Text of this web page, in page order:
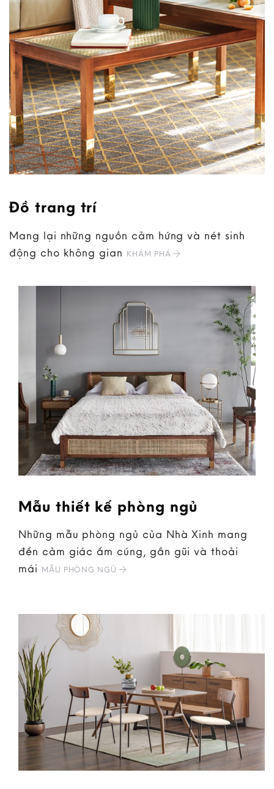
Đồ trang trí
Mang lại những nguồn cảm hứng và nét sinh
động cho không gian KHÁM PHÁ
Mẫu thiết kế phòng ngủ
Những mẫu phòng ngủ của Nhà Xinh mang
đến cảm giác ấm cúng, gần gũi và thoải
mái MẪU PHÒNG NGỦ